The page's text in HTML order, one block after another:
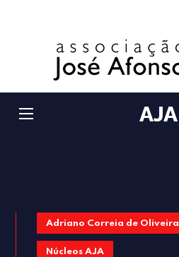
AJA
Adriano Correia de Oliveira
Núcleos AJA